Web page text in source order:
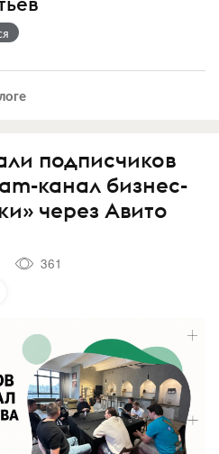
подписчиков
канал бизнес-
через Авито
361